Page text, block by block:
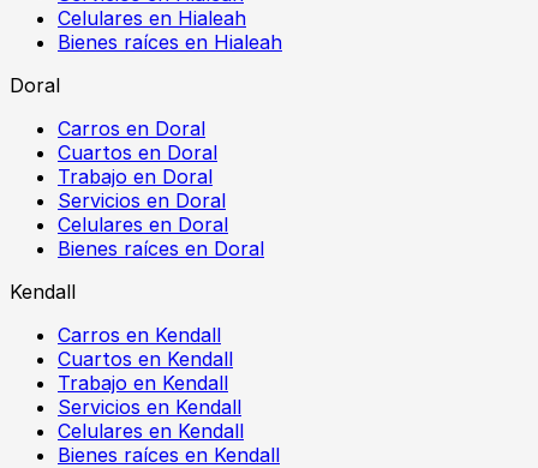
Celulares en Hialeah
Bienes raíces en Hialeah
Doral
Carros en Doral
Cuartos en Doral
Trabajo en Doral
Servicios en Doral
Celulares en Doral
Bienes raíces en Doral
Kendall
Carros en Kendall
Cuartos en Kendall
Trabajo en Kendall
Servicios en Kendall
Celulares en Kendall
Bienes raíces en Kendall